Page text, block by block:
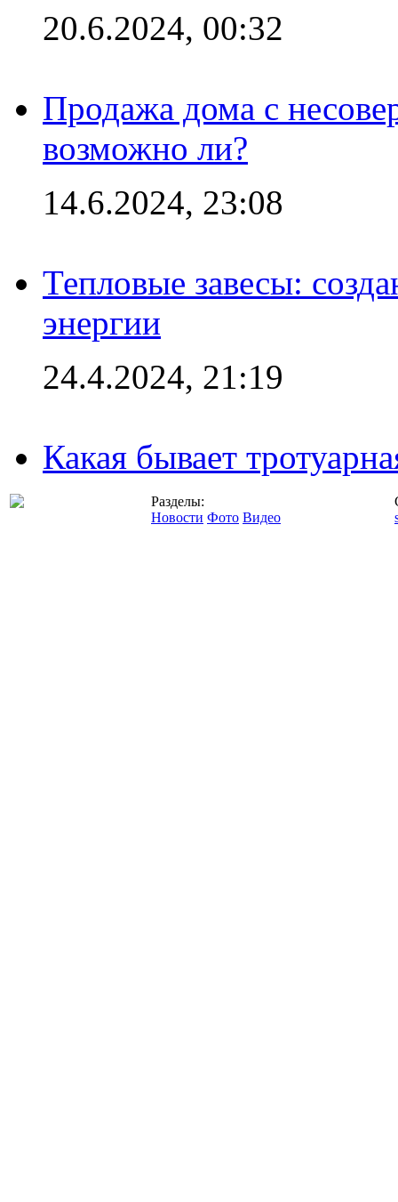
20.6.2024, 00:32
Продажа дома с
возможно ли?
14.6.2024, 23:08
Тепловые завесы:
энергии
24.4.2024, 21:19
Какая бывает
Разделы:
Новости Фото Видео